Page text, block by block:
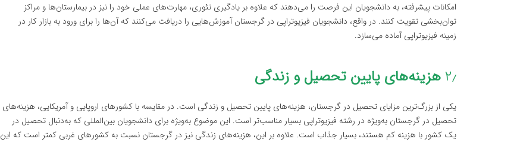
امکانات پیشرفته، به دانشجویان این فرصت را می‌دهند که علاوه بر یادگیری تئوری، مهارت‌های عملی خود را نیز در بیمارستان‌ها و مراکز
توان‌بخشی تقویت کنند. در واقع، دانشجویان فیزیوتراپی در گرجستان آموزش‌هایی را دریافت می‌کنند که آن‌ها را برای ورود به بازار کار در
زمینه فیزیوتراپی آماده می‌سازد.
۲٫ هزینه‌های پایین تحصیل و زندگی
یکی از بزرگ‌ترین مزایای تحصیل در گرجستان، هزینه‌های پایین تحصیل و زندگی است. در مقایسه با کشورهای اروپایی و آمریکایی، هزینه‌های
تحصیل در گرجستان به‌ویژه در رشته فیزیوتراپی بسیار مناسب‌تر است. این موضوع به‌ویژه برای دانشجویان بین‌المللی که به‌دنبال تحصیل در
یک کشور با هزینه کم هستند، بسیار جذاب است. علاوه بر این، هزینه‌های زندگی نیز در گرجستان نسبت به کشورهای غربی کمتر است که این